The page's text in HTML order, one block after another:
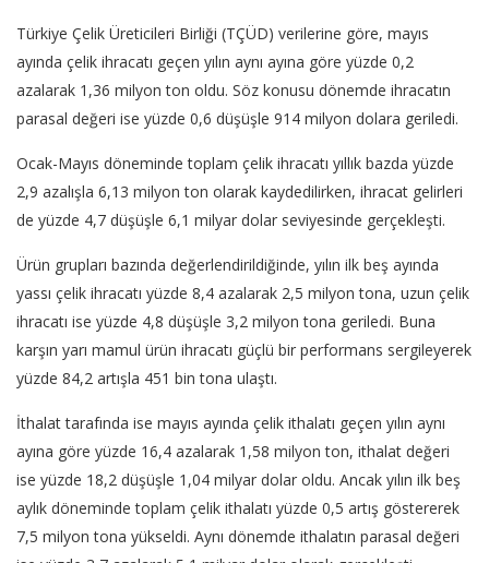
Türkiye Çelik Üreticileri Birliği (TÇÜD) verilerine göre, mayıs
ayında çelik ihracatı geçen yılın aynı ayına göre yüzde 0,2
azalarak 1,36 milyon ton oldu. Söz konusu dönemde ihracatın
parasal değeri ise yüzde 0,6 düşüşle 914 milyon dolara geriledi.
Ocak-Mayıs döneminde toplam çelik ihracatı yıllık bazda yüzde
2,9 azalışla 6,13 milyon ton olarak kaydedilirken, ihracat gelirleri
de yüzde 4,7 düşüşle 6,1 milyar dolar seviyesinde gerçekleşti.
Ürün grupları bazında değerlendirildiğinde, yılın ilk beş ayında
yassı çelik ihracatı yüzde 8,4 azalarak 2,5 milyon tona, uzun çelik
ihracatı ise yüzde 4,8 düşüşle 3,2 milyon tona geriledi. Buna
karşın yarı mamul ürün ihracatı güçlü bir performans sergileyerek
yüzde 84,2 artışla 451 bin tona ulaştı.
İthalat tarafında ise mayıs ayında çelik ithalatı geçen yılın aynı
ayına göre yüzde 16,4 azalarak 1,58 milyon ton, ithalat değeri
ise yüzde 18,2 düşüşle 1,04 milyar dolar oldu. Ancak yılın ilk beş
aylık döneminde toplam çelik ithalatı yüzde 0,5 artış göstererek
7,5 milyon tona yükseldi. Aynı dönemde ithalatın parasal değeri